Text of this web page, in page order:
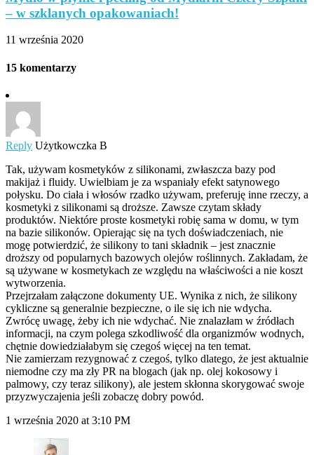
– w szklanych opakowaniach!
11 września 2020
15 komentarzy
Reply Użytkowczka B
Tak, używam kosmetyków z silikonami, zwłaszcza bazy pod
makijaż i fluidy. Uwielbiam je za wspaniały efekt satynowego
połysku. Do ciała i włosów rzadko używam, preferuję inne rzeczy, a
kosmetyki z silikonami są droższe. Zawsze czytam składy
produktów. Niektóre proste kosmetyki robię sama w domu, w tym
na bazie silikonów. Opierając się na tych doświadczeniach, nie
mogę potwierdzić, że silikony to tani składnik – jest znacznie
droższy od popularnych bazowych olejów roślinnych. Zakładam, że
są używane w kosmetykach ze względu na właściwości a nie koszt
wytworzenia.
Przejrzałam załączone dokumenty UE. Wynika z nich, że silikony
cykliczne są generalnie bezpieczne, o ile się ich nie wdycha.
Zwrócę uwagę, żeby ich nie wdychać. Nie znalazłam w źródłach
informacji, na czym polega szkodliwość dla organizmów wodnych,
chętnie dowiedziałabym się czegoś więcej na ten temat.
Nie zamierzam rezygnować z czegoś, tylko dlatego, że jest aktualnie
niemodne czy ma zły PR na blogach (jak np. olej kokosowy i
palmowy, czy teraz silikony), ale jestem skłonna skorygować swoje
przyzwyczajenia jeśli zobaczę dobry powód.
1 września 2020 at 3:10 PM